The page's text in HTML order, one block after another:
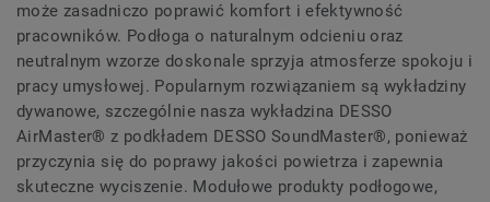
może zasadniczo poprawić komfort i efektywność
pracowników. Podłoga o naturalnym odcieniu oraz
neutralnym wzorze doskonale sprzyja atmosferze spokoju i
pracy umysłowej. Popularnym rozwiązaniem są wykładziny
dywanowe, szczególnie nasza wykładzina DESSO
AirMaster® z podkładem DESSO SoundMaster®, ponieważ
przyczynia się do poprawy jakości powietrza i zapewnia
skuteczne wyciszenie. Modułowe produkty podłogowe,